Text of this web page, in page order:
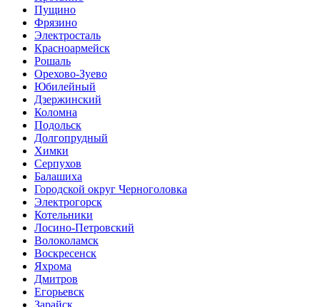
Пущино
Фрязино
Электросталь
Красноармейск
Рошаль
Орехово-Зуево
Юбилейный
Дзержинский
Коломна
Подольск
Долгопрудный
Химки
Серпухов
Балашиха
Городской округ Черноголовка
Электрогорск
Котельники
Лосино-Петровский
Волоколамск
Воскресенск
Яхрома
Дмитров
Егорьевск
Зарайск